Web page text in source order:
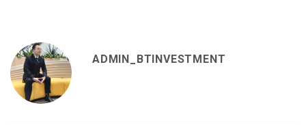
ADMIN_BTINVESTMENT